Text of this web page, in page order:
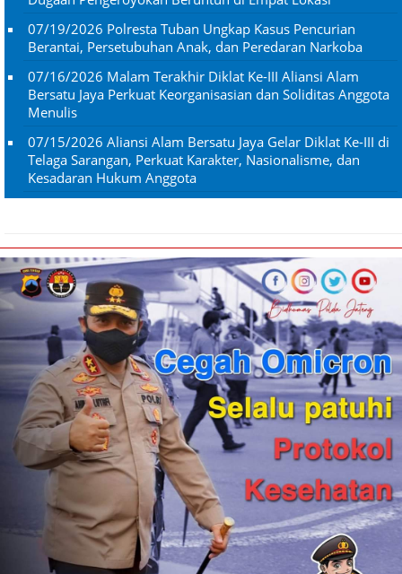
07/19/2026 Polresta Tuban Ungkap Kasus Pencurian
Berantai, Persetubuhan Anak, dan Peredaran Narkoba
07/16/2026 Malam Terakhir Diklat Ke-III Aliansi Alam
Bersatu Jaya Perkuat Keorganisasian dan Soliditas Anggota
Menulis
07/15/2026 Aliansi Alam Bersatu Jaya Gelar Diklat Ke-III di
Telaga Sarangan, Perkuat Karakter, Nasionalisme, dan
Kesadaran Hukum Anggota